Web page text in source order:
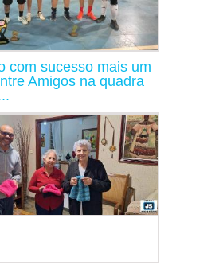
com sucesso mais um
Amigos na quadra